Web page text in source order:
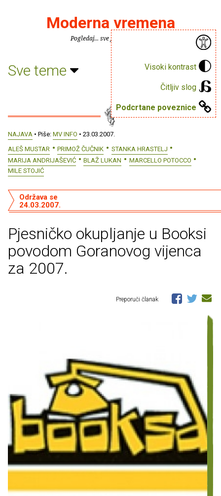
Visoki kontrast
Čitljiv slog
Podcrtane poveznice
Moderna vremena
Pogledaj... sve je puno knjiga.
Sve teme
NAJAVA • Piše: MV INFO • 23.03.2007.
ALEŠ MUSTAR
PRIMOŽ ČUČNIK
STANKA HRASTELJ
MARIJA ANDRIJAŠEVIĆ
BLAŽ LUKAN
MARCELLO POTOCCO
MILE STOJIĆ
Pjesničko okupljanje u Booksi
povodom Goranovog vijenca
za 2007.
Održava se
24.03.2007.
Preporuči članak